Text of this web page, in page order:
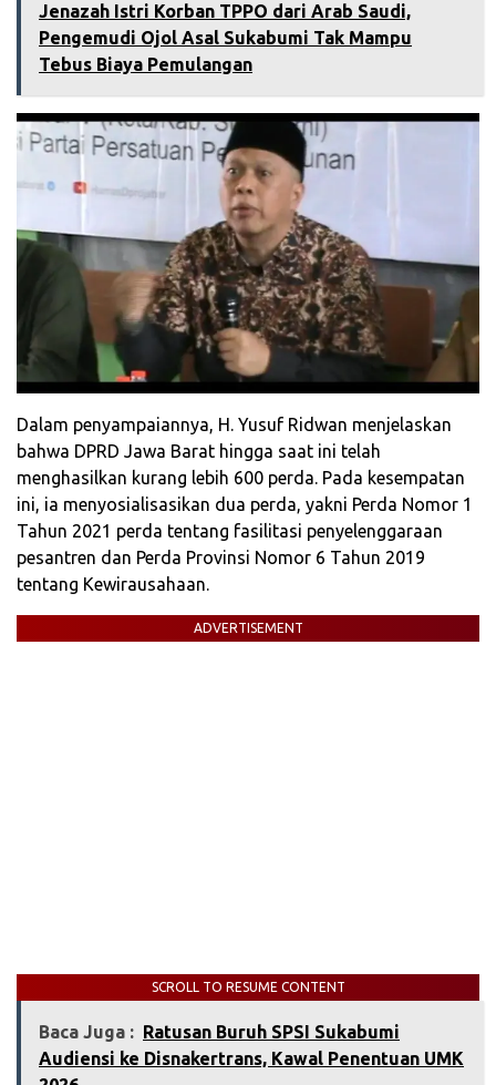
Jenazah Istri Korban TPPO dari Arab Saudi,
Pengemudi Ojol Asal Sukabumi Tak Mampu
Tebus Biaya Pemulangan
Dalam penyampaiannya, H. Yusuf Ridwan menjelaskan
bahwa DPRD Jawa Barat hingga saat ini telah
menghasilkan kurang lebih 600 perda. Pada kesempatan
ini, ia menyosialisasikan dua perda, yakni Perda Nomor 1
Tahun 2021 perda tentang fasilitasi penyelenggaraan
pesantren dan Perda Provinsi Nomor 6 Tahun 2019
tentang Kewirausahaan.
ADVERTISEMENT
SCROLL TO RESUME CONTENT
Baca Juga : ‎Ratusan Buruh SPSI Sukabumi
Audiensi ke Disnakertrans, Kawal Penentuan UMK